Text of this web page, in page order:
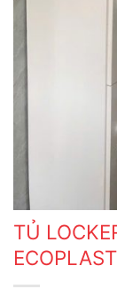
TỦ